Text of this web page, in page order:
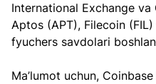
International Exchange va
Aptos (APT), Filecoin
fyuchers savdolari
Ma’lumot uchun,